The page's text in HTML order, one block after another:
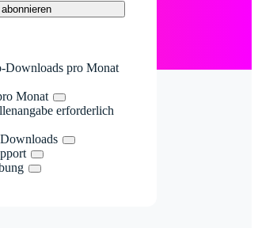
Downloads pro Monat
Monat
erforderlich